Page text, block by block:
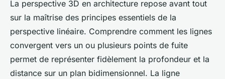
La perspective 3D en architecture repose avant tout
sur la maîtrise des principes essentiels de la
perspective linéaire. Comprendre comment les lignes
convergent vers un ou plusieurs points de fuite
permet de représenter fidèlement la profondeur et la
distance sur un plan bidimensionnel. La ligne